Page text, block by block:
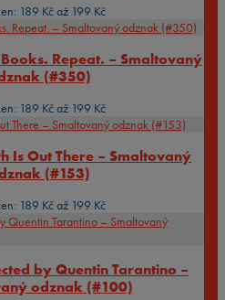
189 Kč až 199 Kč
Repeat. – Smaltovaný
(#350)
189 Kč až 199 Kč
Is Out There – Smaltovaný
(#153)
189 Kč až 199 Kč
by Quentin Tarantino –
odznak (#100)